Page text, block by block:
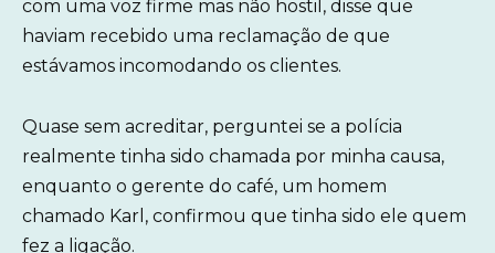
com uma voz firme mas não hostil, disse que
haviam recebido uma reclamação de que
estávamos incomodando os clientes.
Quase sem acreditar, perguntei se a polícia
realmente tinha sido chamada por minha causa,
enquanto o gerente do café, um homem
chamado Karl, confirmou que tinha sido ele quem
fez a ligação.